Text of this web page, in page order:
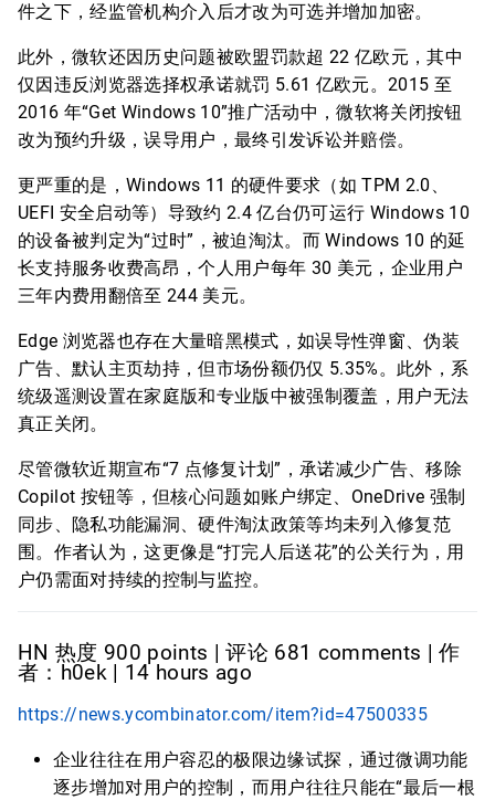
件之下，经监管机构介入后才改为可选并增加加密。
此外，微软还因历史问题被欧盟罚款超 22 亿欧元，其中
仅因违反浏览器选择权承诺就罚 5.61 亿欧元。2015 至
2016 年“Get Windows 10”推广活动中，微软将关闭按钮
改为预约升级，误导用户，最终引发诉讼并赔偿。
更严重的是，Windows 11 的硬件要求（如 TPM 2.0、
UEFI 安全启动等）导致约 2.4 亿台仍可运行 Windows 10
的设备被判定为“过时”，被迫淘汰。而 Windows 10 的延
长支持服务收费高昂，个人用户每年 30 美元，企业用户
三年内费用翻倍至 244 美元。
Edge 浏览器也存在大量暗黑模式，如误导性弹窗、伪装
广告、默认主页劫持，但市场份额仍仅 5.35%。此外，系
统级遥测设置在家庭版和专业版中被强制覆盖，用户无法
真正关闭。
尽管微软近期宣布“7 点修复计划”，承诺减少广告、移除
Copilot 按钮等，但核心问题如账户绑定、OneDrive 强制
同步、隐私功能漏洞、硬件淘汰政策等均未列入修复范
围。作者认为，这更像是“打完人后送花”的公关行为，用
户仍需面对持续的控制与监控。
HN 热度 900 points | 评论 681 comments | 作
者：h0ek | 14 hours ago
https://news.ycombinator.com/item?id=47500335
企业往往在用户容忍的极限边缘试探，通过微调功能
逐步增加对用户的控制，而用户往往只能在“最后一根